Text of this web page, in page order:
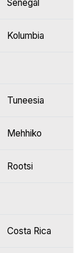
Senegal
Kolumbia
Tuneesia
Mehhiko
Rootsi
Costa Rica